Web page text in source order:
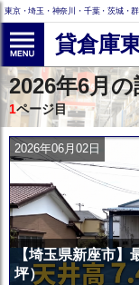
東京・埼玉・神奈川・千葉・茨城・
貸倉庫
2026年6月
1ページ目
2026年06月02日
【埼玉県新座市
坪）